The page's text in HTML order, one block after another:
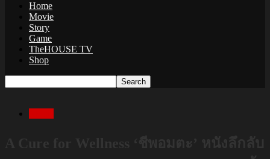
Home
Movie
Story
Game
TheHOUSE TV
Shop